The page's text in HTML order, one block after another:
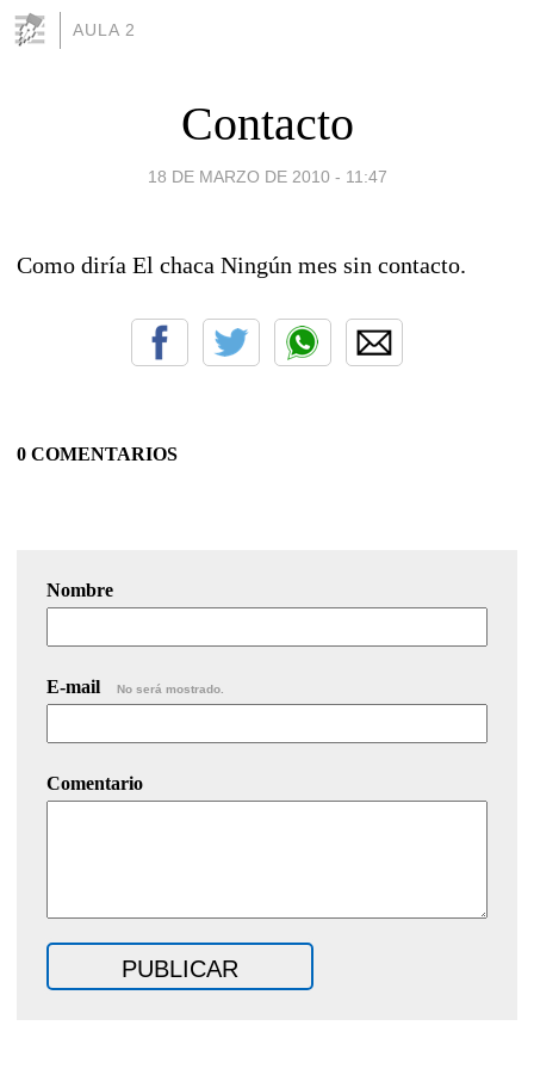
AULA 2
Contacto
18 DE MARZO DE 2010 - 11:47
Como diría El chaca Ningún mes sin contacto.
0 COMENTARIOS
Nombre
E-mail No será mostrado.
Comentario